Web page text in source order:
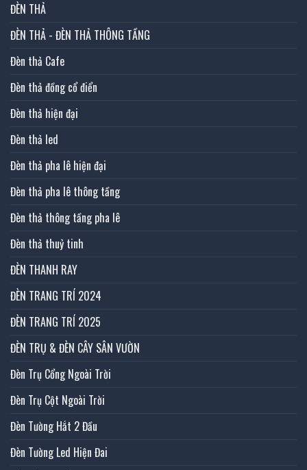
ĐÈN THẢ
ĐÈN THẢ - ĐÈN THẢ THÔNG TẦNG
Đèn thả Cafe
Đèn thả đồng cổ điển
Đèn thả hiện đại
Đèn thả led
Đèn thả pha lê hiện đại
Đèn thả pha lê thông tầng
Đèn thả thông tầng pha lê
Đèn thả thuỷ tinh
ĐÈN THANH RAY
ĐÈN TRANG TRÍ 2024
ĐÈN TRANG TRÍ 2025
ĐÈN TRỤ & ĐÈN CÂY SÂN VƯỜN
Đèn Trụ Cổng Ngoài Trời
Đèn Trụ Cột Ngoài Trời
Đèn Tường Hắt 2 Đầu
Đèn Tường Led Hiện Đai